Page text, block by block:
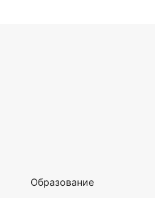
Образование